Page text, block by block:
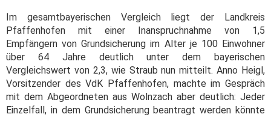
Im gesamtbayerischen Vergleich liegt der Landkreis
Pfaffenhofen mit einer Inanspruchnahme von 1,5
Empfängern von Grundsicherung im Alter je 100 Einwohner
über 64 Jahre deutlich unter dem bayerischen
Vergleichswert von 2,3, wie Straub nun mitteilt. Anno Heigl,
Vorsitzender des VdK Pfaffenhofen, machte im Gespräch
mit dem Abgeordneten aus Wolnzach aber deutlich: Jeder
Einzelfall, in dem Grundsicherung beantragt werden könnte